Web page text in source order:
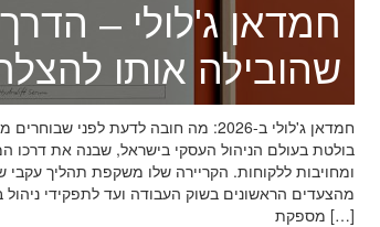
חמדאן ג'לולי –
שהובילה אותו
חמדאן ג'לולי ב-2026: מה חובה לדעת
בולטת בעולם הניהול העסקי בישראל, שבנה את דרכו
ומחויבות ללקוחות. הקריירה שלו משקפת תהליך עקבי
מהצעדים הראשונים בשוק העבודה ועד לתפקידי
מספקת […]